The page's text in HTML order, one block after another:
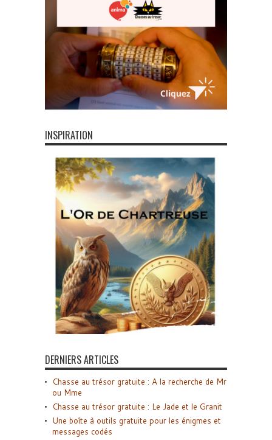
INSPIRATION
DERNIERS ARTICLES
Chasse au trésor gratuite : A la recherche de Mr
ou Mme
Chasse au trésor gratuite : Le Jade et le Granit
Une boîte à outils gratuite pour les énigmes et
messages codés